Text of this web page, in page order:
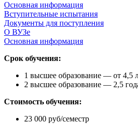
Основная информация
Вступительные испытания
Документы для поступления
О ВУЗе
Основная информация
Срок обучения:
1 высшее образование — от 4,5
2 высшее образование — 2,5
Стоимость обучения:
23 000 руб/семестр